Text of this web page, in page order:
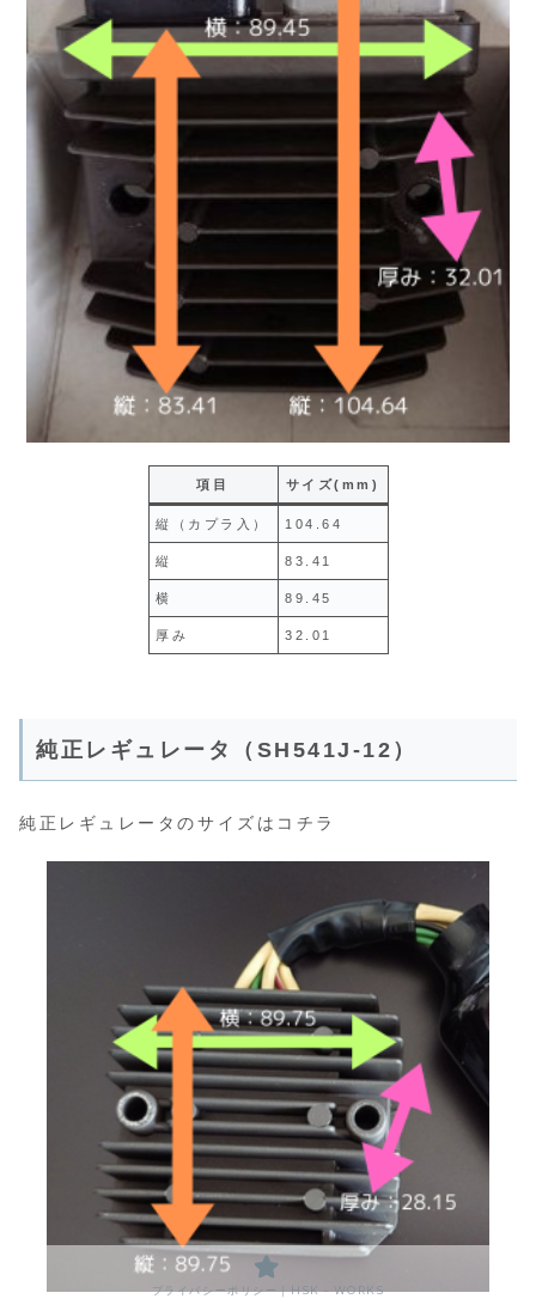
項目 サイズ(mm)
縦（カプラ入） 104.64
縦 83.41
横 89.45
厚み 32.01
純正レギュレータ（SH541J-12）
純正レギュレータのサイズはコチラ
プライバシーポリシー｜HSK－WORKS